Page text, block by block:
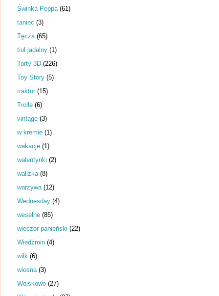
Świnka Peppa (61)
taniec (3)
Tęcza (65)
tiul jadalny (1)
Torty 3D (226)
Toy Story (5)
traktor (15)
Trolle (6)
vintage (3)
w kremie (1)
wakacje (1)
walentynki (2)
walizka (8)
warzywa (12)
Wednesday (4)
weselne (85)
wieczór panieński (22)
Wiedźmin (4)
wilk (6)
wiosna (3)
Wojskowo (27)